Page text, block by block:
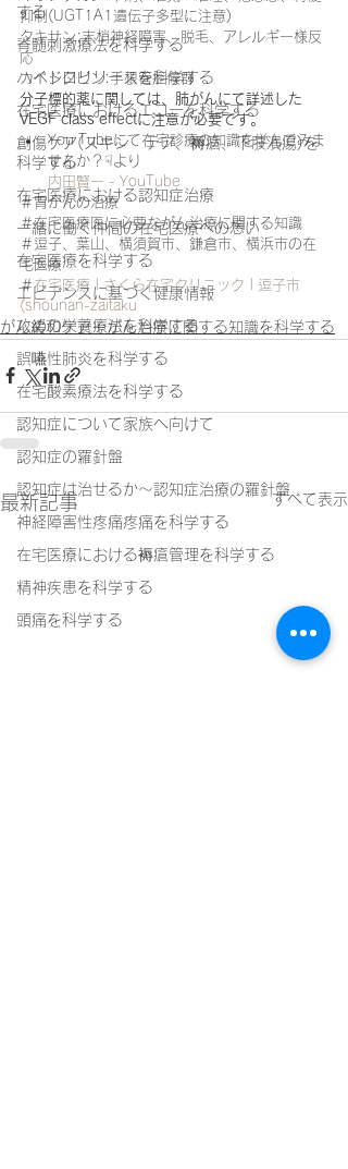
する
脊髄刺激療法を科学する
ハイドロリリースを科学する
在宅医療におけるエコーを科学する
創傷ケア(スキン テア、褥瘡、下肢潰瘍)を
科学する
在宅医療における認知症治療
一緒に働く仲間の在宅医療への想い
在宅医療を科学する
エビデンスに基づく健康情報
攻めの栄養療法を科学する
誤嚥性肺炎を科学する
在宅酸素療法を科学する
認知症について家族へ向けて
認知症の羅針盤
認知症は治せるか～認知症治療の羅針盤
神経障害性疼痛疼痛を科学する
在宅医療における褥瘡管理を科学する
精神疾患を科学する
頭痛を科学する
抑制(UGT1A1遺伝子多型に注意)
タキサン:末梢神経障害、脱毛、アレルギー様反
応
カペシタビン:手根管症候群
分子標的薬に関しては、肺がんにて詳述した
VEGF class effectに注意が必要です。
You Tubeにて在宅診療の知識を学んでみま
せんか？☟より
内田賢一 - YouTube
＃胃がんの治療
＃在宅医療医に必要ながん治療に関する知識
＃逗子、葉山、横須賀市、鎌倉市、横浜市の在
宅医療
＃在宅医療 | さくら在宅クリニック | 逗子市
(shounan-zaitaku
がん緩和ケア＋がん治療に関する知識を科学する
最新記事 すべて表示